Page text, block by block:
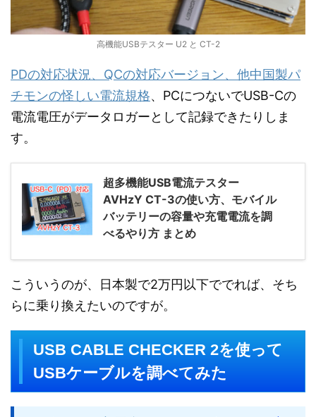
高機能USBテスター U2 と CT-2
PDの対応状況、QCの対応バージョン、他中国製パ
チモンの怪しい電流規格、PCにつないでUSB-Cの
電流電圧がデータロガーとして記録できたりしま
す。
超多機能USB電流テスター
AVHzY CT-3の使い方、モバイル
バッテリーの容量や充電電流を調
べるやり方 まとめ
こういうのが、日本製で2万円以下ででれば、そち
らに乗り換えたいのですが。
USB CABLE CHECKER 2を使って
USBケーブルを調べてみた